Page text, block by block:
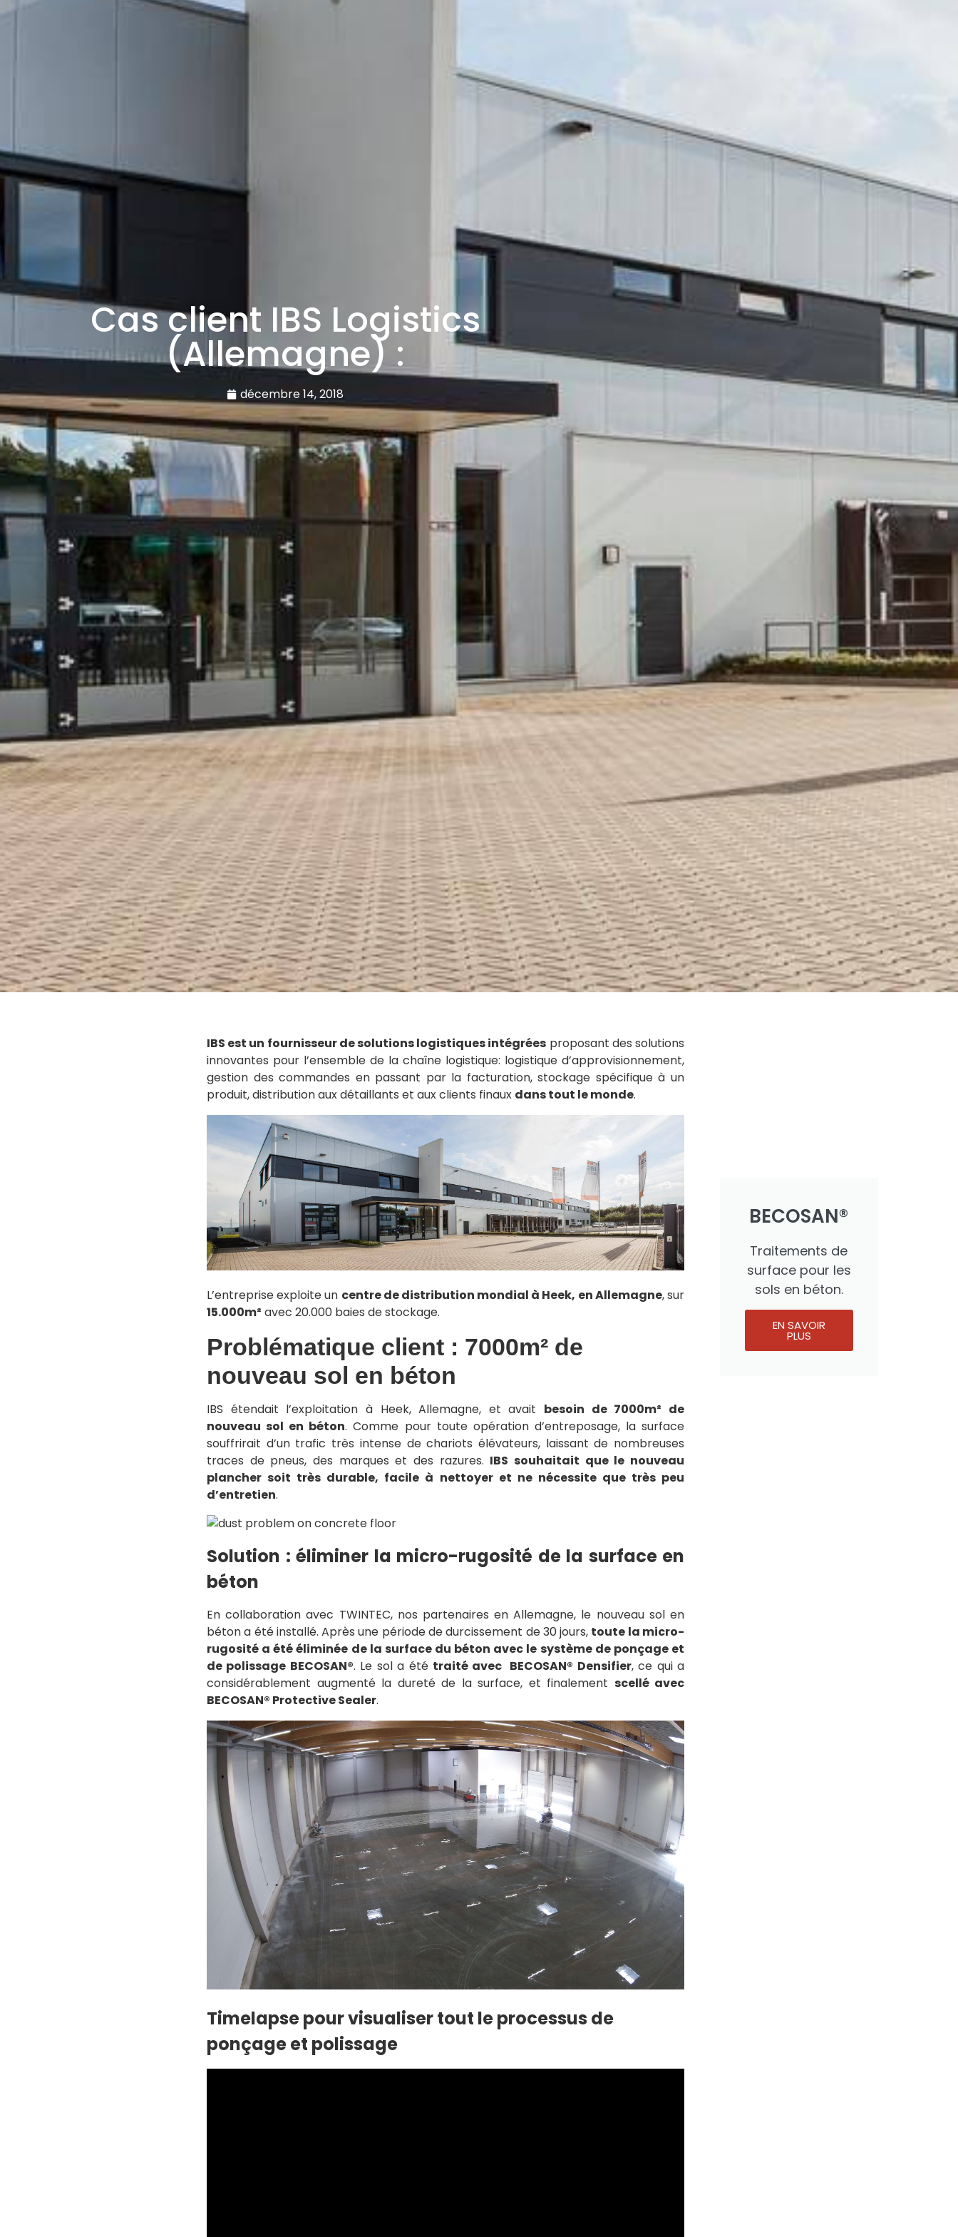
Cas client IBS Logistics
(Allemagne) :
décembre 14, 2018
IBS est un fournisseur de solutions logistiques intégrées proposant des solutions
innovantes pour l’ensemble de la chaîne logistique: logistique d’approvisionnement,
gestion des commandes en passant par la facturation, stockage spécifique à un
produit, distribution aux détaillants et aux clients finaux dans tout le monde.
L’entreprise exploite un centre de distribution mondial à Heek, en Allemagne, sur
15.000m² avec 20.000 baies de stockage.
Problématique client : 7000m² de
nouveau sol en béton
IBS étendait l’exploitation à Heek, Allemagne, et avait besoin de 7000m² de
nouveau sol en béton. Comme pour toute opération d’entreposage, la surface
souffrirait d’un trafic très intense de chariots élévateurs, laissant de nombreuses
traces de pneus, des marques et des razures. IBS souhaitait que le nouveau
plancher soit très durable, facile à nettoyer et ne nécessite que très peu
d’entretien.
Solution : éliminer la micro-rugosité de la surface en
béton
En collaboration avec TWINTEC, nos partenaires en Allemagne, le nouveau sol en
béton a été installé. Après une période de durcissement de 30 jours, toute la micro-
rugosité a été éliminée de la surface du béton avec le système de ponçage et
de polissage BECOSAN®. Le sol a été traité avec BECOSAN® Densifier, ce qui a
considérablement augmenté la dureté de la surface, et finalement scellé avec
BECOSAN® Protective Sealer.
Timelapse pour visualiser tout le processus de
ponçage et polissage
BECOSAN®
Traitements de
surface pour les
sols en béton.
EN SAVOIR
PLUS